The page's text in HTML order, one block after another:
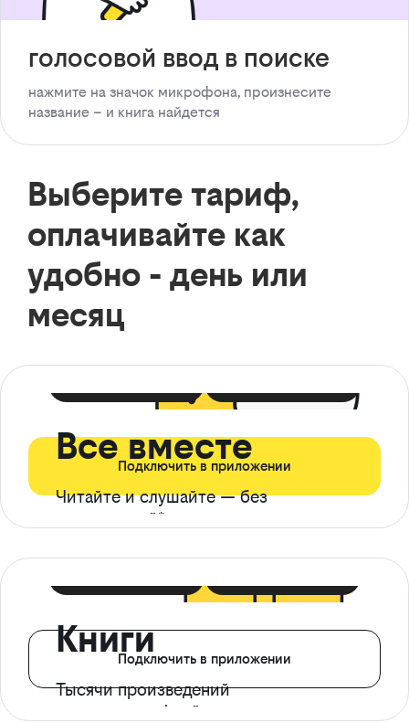
голосовой ввод в поиске
нажмите на значок микрофона, произнесите
название – и книга найдется
Выберите тариф,
оплачивайте как
удобно - день или
месяц
Все вместе
Читайте и слушайте — без
ограничений*
Подключить в приложении
Книги
Тысячи произведений
с доступом офлайн
Подключить в приложении